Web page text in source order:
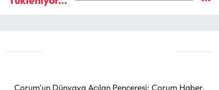
Çorum'un Dünyaya Açılan Penceresi: Çorum Haber,